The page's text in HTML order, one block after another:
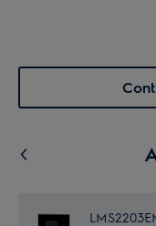
Menu
Coș de